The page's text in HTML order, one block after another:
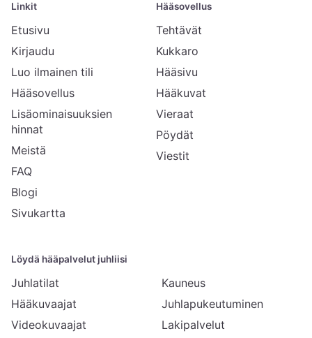
Linkit
Etusivu
Kirjaudu
Luo ilmainen tili
Hääsovellus
Lisäominaisuuksien
hinnat
Meistä
FAQ
Blogi
Sivukartta
Hääsovellus
Tehtävät
Kukkaro
Hääsivu
Hääkuvat
Vieraat
Pöydät
Viestit
Löydä hääpalvelut juhliisi
Juhlatilat
Hääkuvaajat
Videokuvaajat
Kauneus
Juhlapukeutuminen
Lakipalvelut